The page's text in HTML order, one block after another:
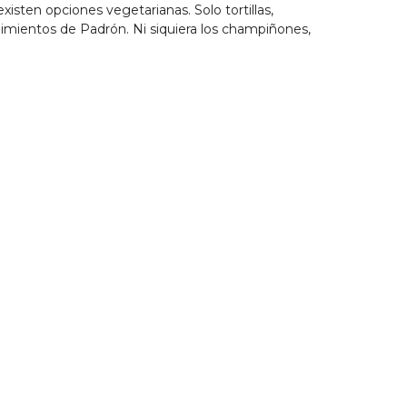
opciones vegetarianas. Solo tortillas,
de Padrón. Ni siquiera los champiñones,